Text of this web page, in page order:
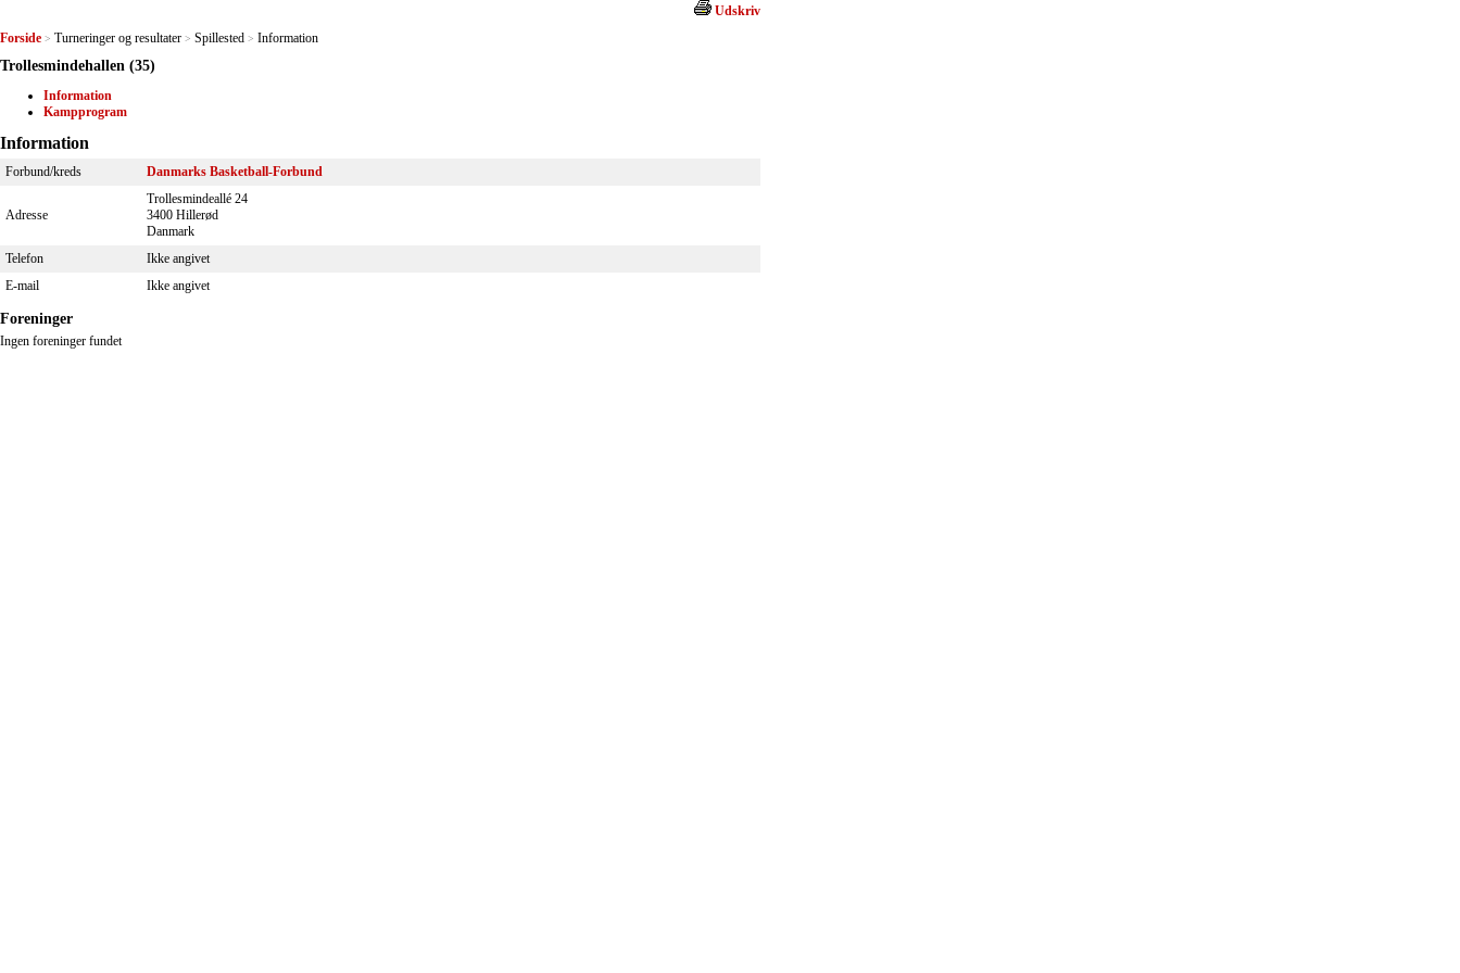
Udskriv
Forside > Turneringer og resultater > Spillested > Information
Trollesmindehallen (35)
Information
Kampprogram
Information
Forbund/kreds Danmarks Basketball-Forbund
Adresse
Trollesmindeallé 24
3400 Hillerød
Danmark
Telefon
Ikke angivet
E-mail
Ikke angivet
Foreninger
Ingen foreninger fundet